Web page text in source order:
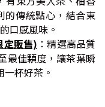
的傳統點心，結合東
口感風味。
定販售) ：精選高品質
最佳顆度，讓茶葉瞬
杯好茶。